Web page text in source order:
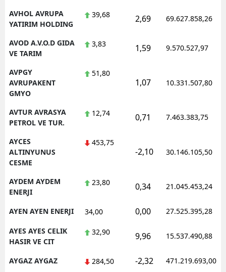
AVHOL AVRUPA
YATIRIM HOLDING
39,68 2,69 69.627.858,26
AVOD A.V.O.D GIDA
VE TARIM
3,83 1,59 9.570.527,97
AVPGY
AVRUPAKENT
GMYO
51,80
1,07 10.331.507,80
AVTUR AVRASYA
PETROL VE TUR.
12,74 0,71 7.463.383,75
AYCES
ALTINYUNUS
CESME
453,75
-2,10 30.146.105,50
AYDEM AYDEM
ENERJI
23,80 0,34 21.045.453,24
AYEN AYEN ENERJI 34,00 0,00 27.525.395,28
AYES AYES CELIK
HASIR VE CIT
32,90 9,96 15.537.490,88
AYGAZ AYGAZ 284,50 -2,32 471.219.693,00